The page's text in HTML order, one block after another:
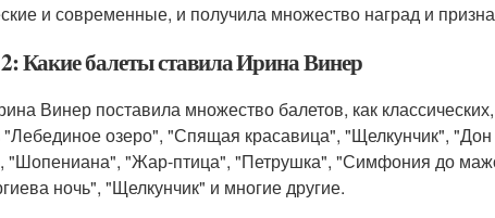
и современные, и получила множество наград и
Какие балеты ставила Ирина Винер
Винер поставила множество балетов, как
"Лебединое озеро", "Спящая красавица", "Щелкунчик",
"Шопениана", "Жар-птица", "Петрушка", "Симфония до
ночь", "Щелкунчик" и многие другие.